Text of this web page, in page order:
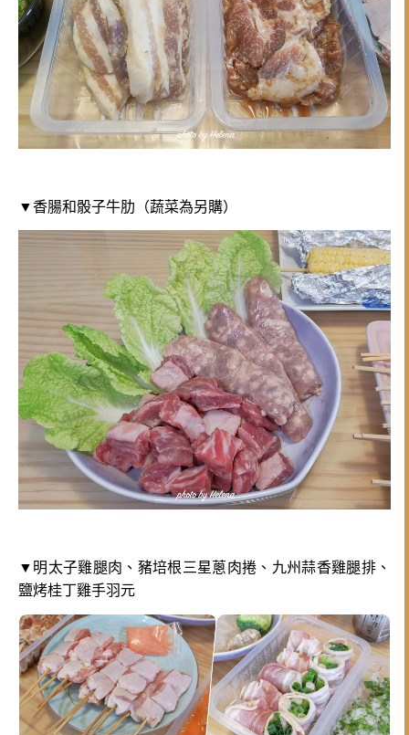
▼香腸和骰子牛肋（蔬菜為另購）
▼明太子雞腿肉、豬培根三星蔥肉捲、九州蒜香雞腿排、
鹽烤桂丁雞手羽元